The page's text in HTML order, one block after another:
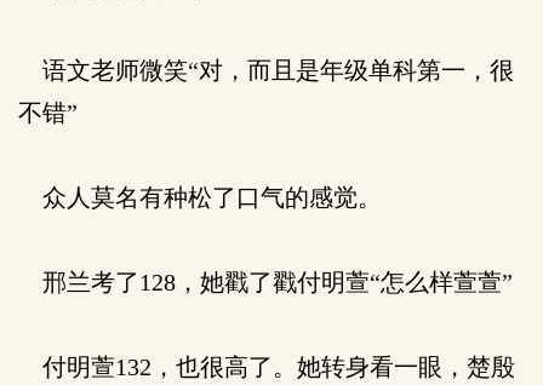
语文老师微笑“对，而且是年级单科第一，很
不错”
众人莫名有种松了口气的感觉。
邢兰考了128，她戳了戳付明萱“怎么样萱萱”
付明萱132，也很高了。她转身看一眼，楚殷